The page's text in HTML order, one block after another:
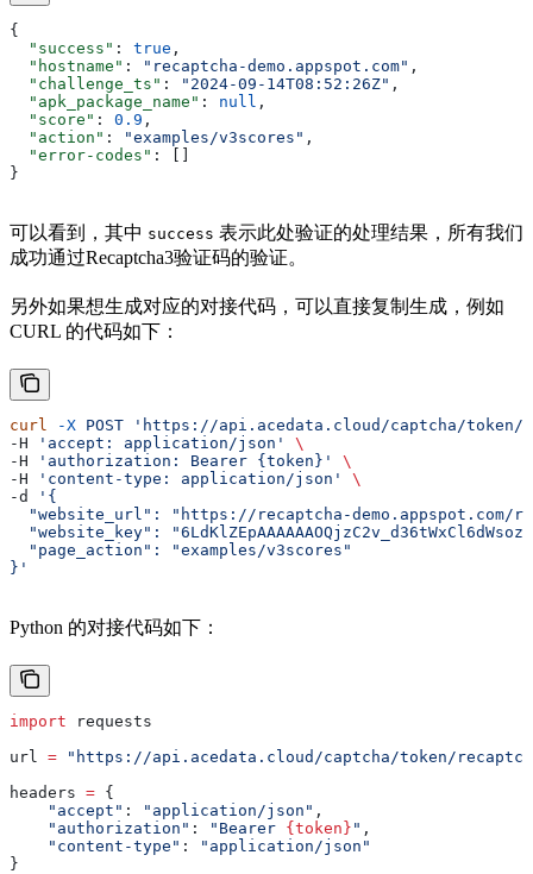
{
  "success"
: true ,
  "hostname"
: "recaptcha-demo.appspot.com" ,
  "challenge_ts"
: "2024-09-14T08:52:26Z" ,
  "apk_package_name"
: null ,
  "score"
: 0.9 ,
  "action"
: "examples/v3scores" ,
  "error-codes"
: []
}
可以看到，其中 success 表示此处验证的处理结果，所有我们
成功通过Recaptcha3验证码的验证。
另外如果想生成对应的对接代码，可以直接复制生成，例如
CURL 的代码如下：
curl -X POST 'https://api.acedata.cloud/captcha/token/
-H
'accept: application/json'
\
-H
'authorization: Bearer {token}'
\
-H
'content-type: application/json'
\
-d
'{
"website_url": "https://recaptcha-demo.appspot.com/
"website_key":
  "page_action": "examples/v3scores"
}'
Python 的对接代码如下：
import requests
url = "https://api.acedata.cloud/captcha/token/
headers = {
    "accept"
: "application/json" ,
    "authorization"
: "Bearer {token} " ,
    "content-type"
:
"application/json"
}